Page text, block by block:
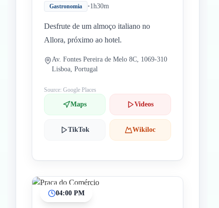
Gastronomia •1h30m
Desfrute de um almoço italiano no
Allora, próximo ao hotel.
Av. Fontes Pereira de Melo 8C, 1069-310
Lisboa, Portugal
Source: Google Places
Maps Videos
TikTok Wikiloc
04:00 PM